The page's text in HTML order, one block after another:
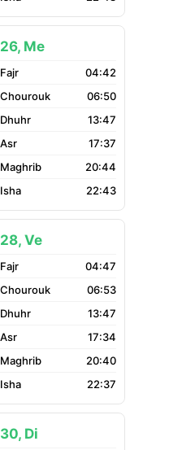
26, Me
04:42
06:50
13:47
17:37
20:44
22:43
28, Ve
04:47
06:53
13:47
17:34
20:40
22:37
30, Di